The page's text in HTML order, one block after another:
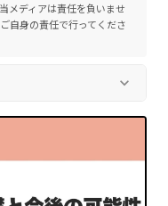
メディアは責任を負いませ
自身の責任で行ってくださ
keyboard_arrow_down
筆・監修